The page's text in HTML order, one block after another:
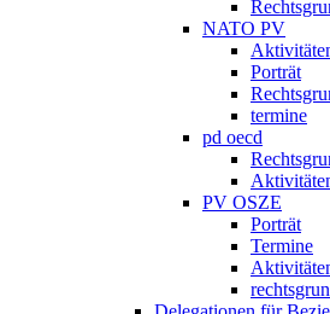
NATO PV
Porträt
termine
pd oecd
PV OSZE
Porträt
Termine